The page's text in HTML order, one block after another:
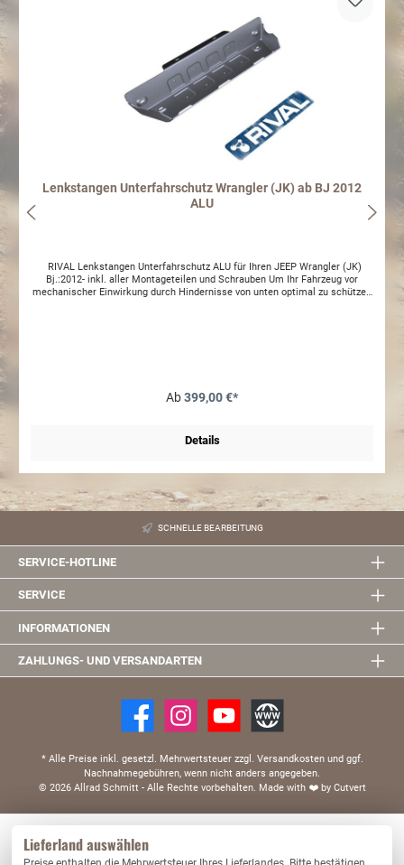
Lenkstangen Unterfahrschutz Wrangler (JK) ab BJ 2012
ALU
RIVAL Lenkstangen Unterfahrschutz ALU für Ihren JEEP Wrangler (JK)
Bj.:2012- inkl. aller Montageteilen und Schrauben Um Ihr Fahrzeug vor
mechanischer Einwirkung durch Hindernisse von unten optimal zu schützen
Sie eine individuelle Beratung? Unsere Servicemitarbeiter freuen sich über
Ihren Anruf oder Ihre Mail!
Ab399,00 €*
Details
SCHNELLE BEARBEITUNG
SERVICE-HOTLINE
SERVICE
INFORMATIONEN
ZAHLUNGS- UND VERSANDARTEN
* Alle Preise inkl. gesetzl. Mehrwertsteuer zzgl. Versandkosten und ggf.
Nachnahmegebühren, wenn nicht anders angegeben.
© 2026 Allrad Schmitt - Alle Rechte vorbehalten. Made with ❤️by Cutvert
Lieferland auswählen